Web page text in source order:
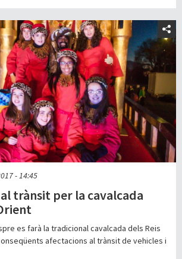
- 14:45
trànsit per la cavalcada
es farà la tradicional cavalcada dels Reis
afectacions al trànsit de vehicles i